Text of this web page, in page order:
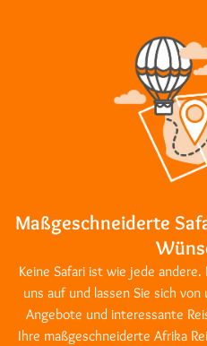
Maßgeschneiderte
Keine Safari ist wie jede
uns auf und lassen Sie sich
Angebote und interessante
Ihre maßgeschneiderte Afrika